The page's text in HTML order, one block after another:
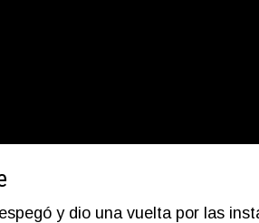
y dio una vuelta por las